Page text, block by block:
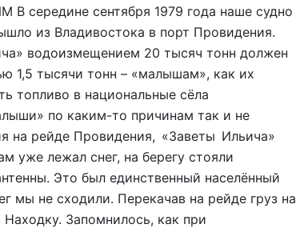
середине сентября 1979 года наше судно
из Владивостока в порт Провидения.
водоизмещением 20 тысяч тонн должен
1,5 тысячи тонн – «малышам», как их
топливо в национальные сёла
по каким-то причинам так и не
на рейде Провидения, «Заветы Ильича»
уже лежал снег, на берегу стояли
Это был единственный населённый
мы не сходили. Перекачав на рейде груз на
Запомнилось, как при